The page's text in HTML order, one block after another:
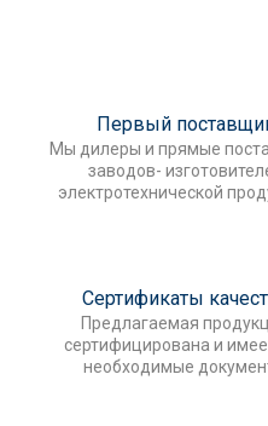
Первый
Мы дилеры и прямые
заводов-
электротехнической
Сертификаты
Предлагаемая
сертифицирована и
необходимые